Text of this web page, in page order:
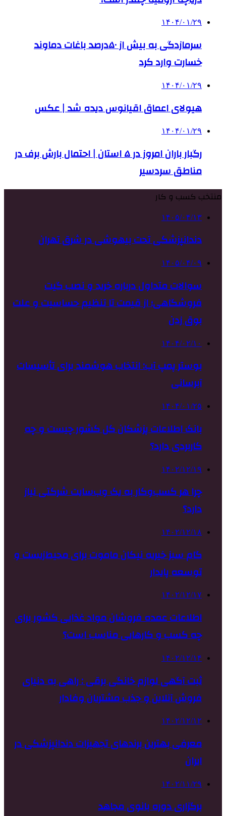
۱۴۰۴/۰۱/۲۹
سرمازدگی به بیش از ۵۰درصد باغات دماوند
خسارت وارد کرد
۱۴۰۴/۰۱/۲۹
هیولای اعماق اقیانوس دیده شد | عکس
۱۴۰۴/۰۱/۲۹
رگبار باران امروز در ۵ استان | احتمال بارش برف در
مناطق سردسیر
منتخب کسب و کار
۱۴۰۵/۰۴/۱۳
دندانپزشکی تحت بیهوشی در شرق تهران
۱۴۰۵/۰۴/۰۹
سوالات متداول درباره خرید و نصب گیت
فروشگاهی؛ از قیمت تا تنظیم حساسیت و علت
بوق زدن
۱۴۰۴/۰۲/۱۰
بوستر پمپ آب: انتخاب هوشمند برای تأسیسات
آبرسانی
۱۴۰۴/۰۱/۲۵
بانک اطلاعات پزشکان کل کشور چیست و چه
کاربردی دارد؟
۱۴۰۲/۱۲/۱۹
چرا هر کسب‌وکار به یک وب‌سایت شرکتی نیاز
دارد؟
۱۴۰۲/۱۲/۱۸
گام سبز خیریه نیکان ماموت برای محیط‌زیست و
توسعه پایدار
۱۴۰۲/۱۲/۱۷
اطلاعات عمده فروشان مواد غذایی کشور برای
چه کسب و کارهایی مناسب است؟
۱۴۰۲/۱۲/۱۴
ثبت آگهی لوازم خانگی برقی : راهی به دنیای
فروش آنلاین و جذب مشتریان وفادار
۱۴۰۲/۱۲/۱۲
معرفی بهترین برندهای تجهیزات دندانپزشکی در
ایران
۱۴۰۲/۱۱/۲۹
برگزاری دوره بانوی مجاهد